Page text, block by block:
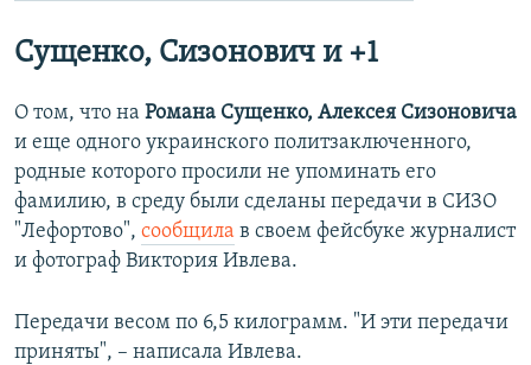
Сущенко, Сизонович и +1
О том, что на Романа Сущенко, Алексея Сизоновича
и еще одного украинского политзаключенного,
родные которого просили не упоминать его
фамилию, в среду были сделаны передачи в СИЗО
"Лефортово", сообщила в своем фейсбуке журналист
и фотограф Виктория Ивлева.
Передачи весом по 6,5 килограмм. "И эти передачи
приняты", – написала Ивлева.